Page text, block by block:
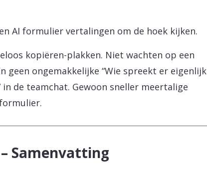
AI formulier vertalingen om de hoek kijken.
kopiëren-plakken. Niet wachten op een
geen ongemakkelijke “Wie spreekt er eigenlijk
in de teamchat. Gewoon sneller meertalige
– Samenvatting